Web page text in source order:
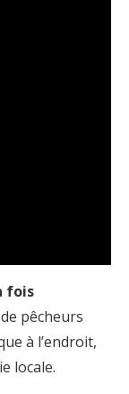
fois
pêcheurs
à l’endroit,
locale.